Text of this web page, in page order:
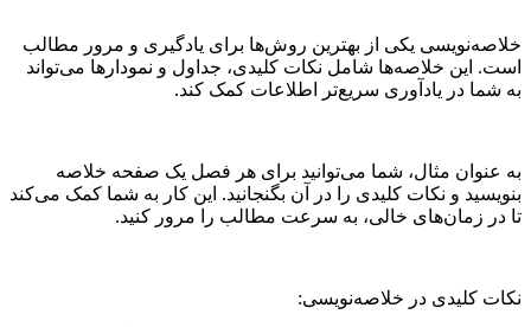
خلاصه‌نویسی یکی از بهترین روش‌ها برای یادگیری و مرور مطالب
است. این خلاصه‌ها شامل نکات کلیدی، جداول و نمودارها می‌تواند
به شما در یادآوری سریع‌تر اطلاعات کمک کند.
به عنوان مثال، شما می‌توانید برای هر فصل یک صفحه خلاصه
بنویسید و نکات کلیدی را در آن بگنجانید. این کار به شما کمک می‌کند
تا در زمان‌های خالی، به سرعت مطالب را مرور کنید.
نکات کلیدی در خلاصه‌نویسی: